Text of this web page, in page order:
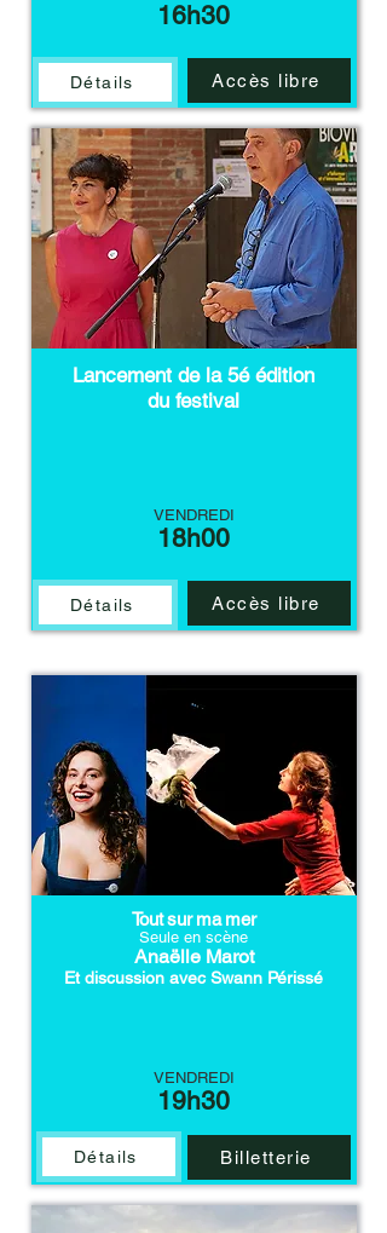
16h30
Détails Accès libre
Lancement de la 5é édition
du festival
VENDREDI
18h00
Détails Accès libre
Tout sur ma mer
Seule en scène
Anaëlle Marot
Et discussion avec Swann Périssé
VENDREDI
19h30
Détails Billetterie